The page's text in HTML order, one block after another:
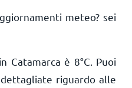
meteo? sei
Catamarca è 8°C . Puoi
riguardo alle